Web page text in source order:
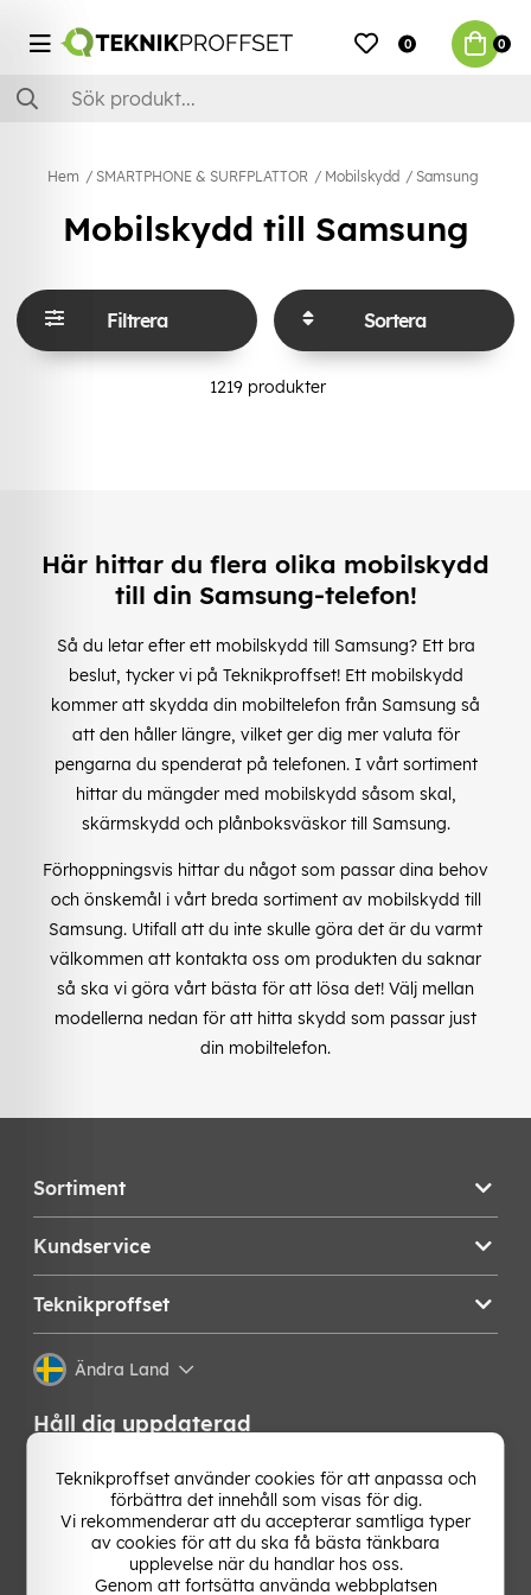
0 0
Hem SMARTPHONE & SURFPLATTOR Mobilskydd Samsung
Mobilskydd till Samsung
Filtrera Sortera
1219 produkter
Här hittar du flera olika mobilskydd
till din Samsung-telefon!
Så du letar efter ett mobilskydd till Samsung? Ett bra
beslut, tycker vi på Teknikproffset! Ett mobilskydd
kommer att skydda din mobiltelefon från Samsung så
att den håller längre, vilket ger dig mer valuta för
pengarna du spenderat på telefonen. I vårt sortiment
hittar du mängder med mobilskydd såsom skal,
skärmskydd och plånboksväskor till Samsung.
Förhoppningsvis hittar du något som passar dina behov
och önskemål i vårt breda sortiment av mobilskydd till
Samsung. Utifall att du inte skulle göra det är du varmt
välkommen att kontakta oss om produkten du saknar
så ska vi göra vårt bästa för att lösa det! Välj mellan
modellerna nedan för att hitta skydd som passar just
din mobiltelefon.
Sortiment
Kundservice
Teknikproffset
Ändra Land
Håll dig uppdaterad
Få de senaste nyheterna, hetaste erbjudandena och
bästa tipsen från oss direkt i din mejlkorg. Signa upp på
vårt nyhetsbrev!
Teknikproffset använder cookies för att anpassa och
förbättra det innehåll som visas för dig.
Vi rekommenderar att du accepterar samtliga typer
av cookies för att du ska få bästa tänkbara
upplevelse när du handlar hos oss.
Genom att fortsätta använda webbplatsen